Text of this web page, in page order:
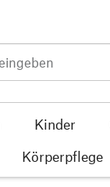
Kinder
Körperpflege